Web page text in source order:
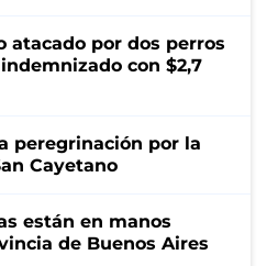
atacado por dos perros
con $2,7
peregrinación por la
Cayetano
están en manos
de Buenos Aires